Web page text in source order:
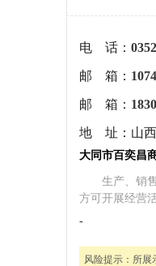
电 话：
邮 箱：
邮 箱：
地 址： 山
大同市百奕昌
生产、销
方可开展经营
-
风险提示： 所展